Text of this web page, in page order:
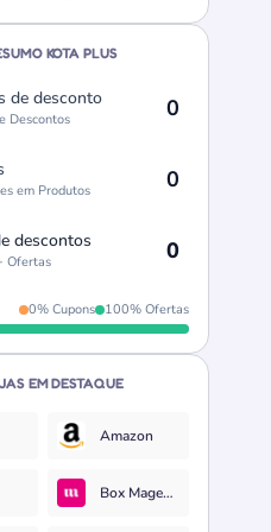
KOTA PLUS
de desconto
Descontos 0
em Produtos 0
descontos
Ofertas 0
0% Cupons 100% Ofertas
EM DESTAQUE
Amazon
Box Magenta